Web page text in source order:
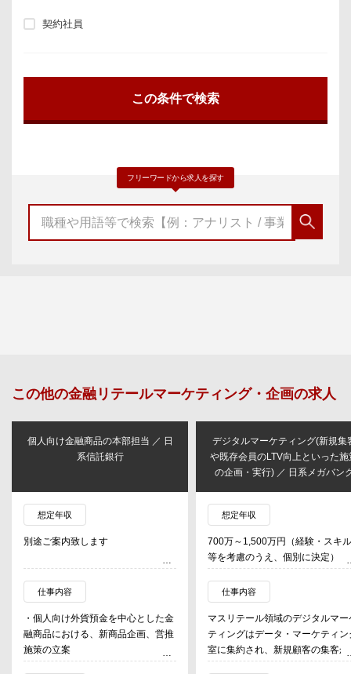
契約社員
フリーワードから求人を探す
この他の金融リテールマーケティング・企画の求人
個人向け金融商品の本部担当 ／ 日
系信託銀行
想定年収
別途ご案内致します
仕事内容
・個人向け外貨預金を中心とした金
融商品における、新商品企画、営推
施策の立案
・営業店への営業指導、事務サポー
デジタルマーケティング(新規集
や既存会員のLTV向上といった施
の企画・実行) ／ 日系メガバン
想定年収
700万～1,500万円（経験・スキル
等を考慮のうえ、個別に決定）
仕事内容
マスリテール領域のデジタルマー
ティングはデータ・マーケティン
室に集約され、新規顧客の集客か
約3,400万人の既存のお客様に対